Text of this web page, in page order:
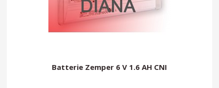
Batterie Zemper 6 V 1.6 AH CNI